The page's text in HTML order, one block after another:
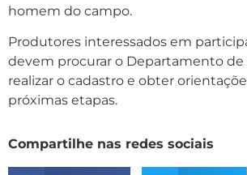
homem do campo.
Produtores interessados em
devem procurar o Departamento de
realizar o cadastro e obter
próximas etapas.
Compartilhe nas redes sociais